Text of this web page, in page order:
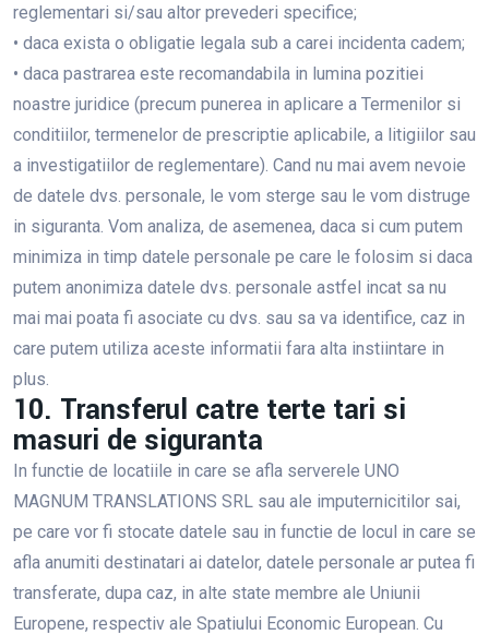
reglementari si/sau altor prevederi specifice;
• daca exista o obligatie legala sub a carei incidenta cadem;
• daca pastrarea este recomandabila in lumina pozitiei
noastre juridice (precum punerea in aplicare a Termenilor si
conditiilor, termenelor de prescriptie aplicabile, a litigiilor sau
a investigatiilor de reglementare). Cand nu mai avem nevoie
de datele dvs. personale, le vom sterge sau le vom distruge
in siguranta. Vom analiza, de asemenea, daca si cum putem
minimiza in timp datele personale pe care le folosim si daca
putem anonimiza datele dvs. personale astfel incat sa nu
mai mai poata fi asociate cu dvs. sau sa va identifice, caz in
care putem utiliza aceste informatii fara alta instiintare in
plus.
10. Transferul catre terte tari si
masuri de siguranta
In functie de locatiile in care se afla serverele UNO
MAGNUM TRANSLATIONS SRL sau ale imputernicitilor sai,
pe care vor fi stocate datele sau in functie de locul in care se
afla anumiti destinatari ai datelor, datele personale ar putea fi
transferate, dupa caz, in alte state membre ale Uniunii
Europene, respectiv ale Spatiului Economic European. Cu